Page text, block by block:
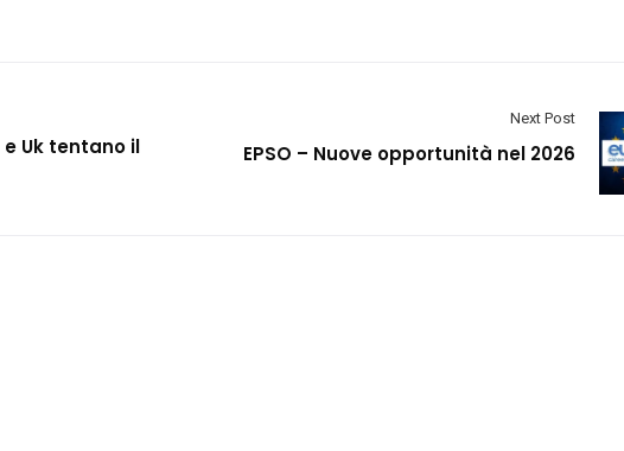
e Uk tentano il
Next Post
EPSO – Nuove opportunità nel 2026